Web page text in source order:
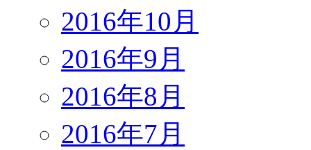
2016年10月
2016年9月
2016年8月
2016年7月